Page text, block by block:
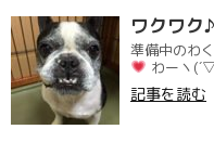
ワクワク
準備中のわ
わーヽ
記事を読む